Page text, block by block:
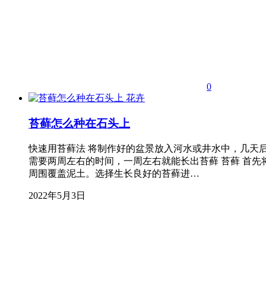
0
花卉
苔藓怎么种在石头上
快速用苔藓法 将制作好的盆景放入河水或井水中，几天
需要两周左右的时间，一周左右就能长出苔藓 苔藓 首
周围覆盖泥土。选择生长良好的苔藓进…
2022年5月3日